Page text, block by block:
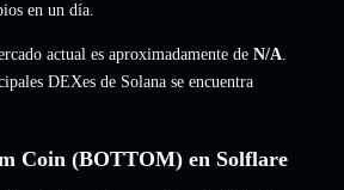
en un día.
actual es aproximadamente de N/A.
DEXes de Solana se encuentra
Coin (BOTTOM) en Solflare